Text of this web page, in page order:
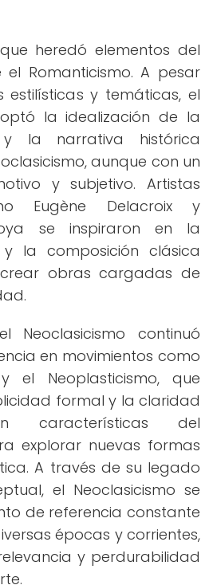
heredó elementos del
el Romanticismo. A pesar
estilísticas y temáticas, el
la idealización de la
la narrativa histórica
aunque con un
y subjetivo. Artistas
Eugène Delacroix y
se inspiraron en la
la composición clásica
obras cargadas de
Neoclasicismo continuó
en movimientos como
el Neoplasticismo, que
formal y la claridad
características del
explorar nuevas formas
A través de su legado
el Neoclasicismo se
de referencia constante
épocas y corrientes,
y perdurabilidad